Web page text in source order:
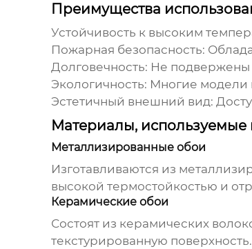
Преимущества
Устойчивость к высоким
Пожарная безопасность:
Долговечность: Не подвержены
Экологичность: Многие модели
Эстетичный внешний вид:
Материалы, используемые
Металлизированные обои
Изготавливаются из
высокой термостойкостью и
Керамические обои
Состоят из керамических
текстурированную поверхность.